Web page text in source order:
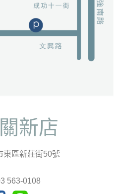
新店
東區新莊街50號
563-0108